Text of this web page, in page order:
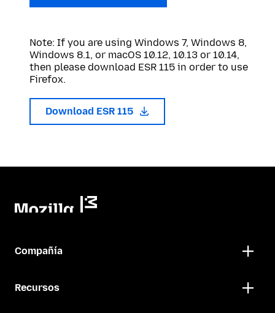
Note: If you are using Windows 7, Windows 8,
Windows 8.1, or macOS 10.12, 10.13 or 10.14,
then please download ESR 115 in order to use
Firefox.
Download ESR 115
Compañía
Recursos